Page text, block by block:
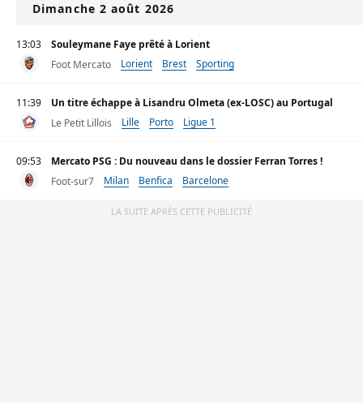
Dimanche 2 août 2026
13:03
Souleymane Faye prêté à Lorient
Foot Mercato
Lorient Brest Sporting
11:39
Un titre échappe à Lisandru Olmeta (ex-LOSC) au Portugal
Le Petit Lillois
Lille Porto Ligue 1
09:53
Mercato PSG : Du nouveau dans le dossier Ferran Torres !
Foot-sur7
Milan Benfica Barcelone
LA SUITE APRÈS CETTE PUBLICITÉ